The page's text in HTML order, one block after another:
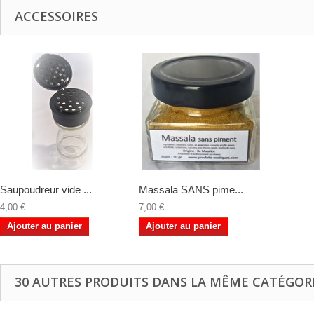
ACCESSOIRES
Saupoudreur vide ...
4,00 €
Ajouter au panier
Massala SANS pime...
7,00 €
Ajouter au panier
30 AUTRES PRODUITS DANS LA MÊME